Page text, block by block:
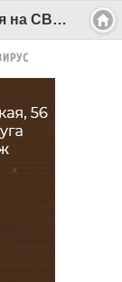
Северодвинец Берг отправился на СВО - Беломорканал Северодвинск tv29.ru